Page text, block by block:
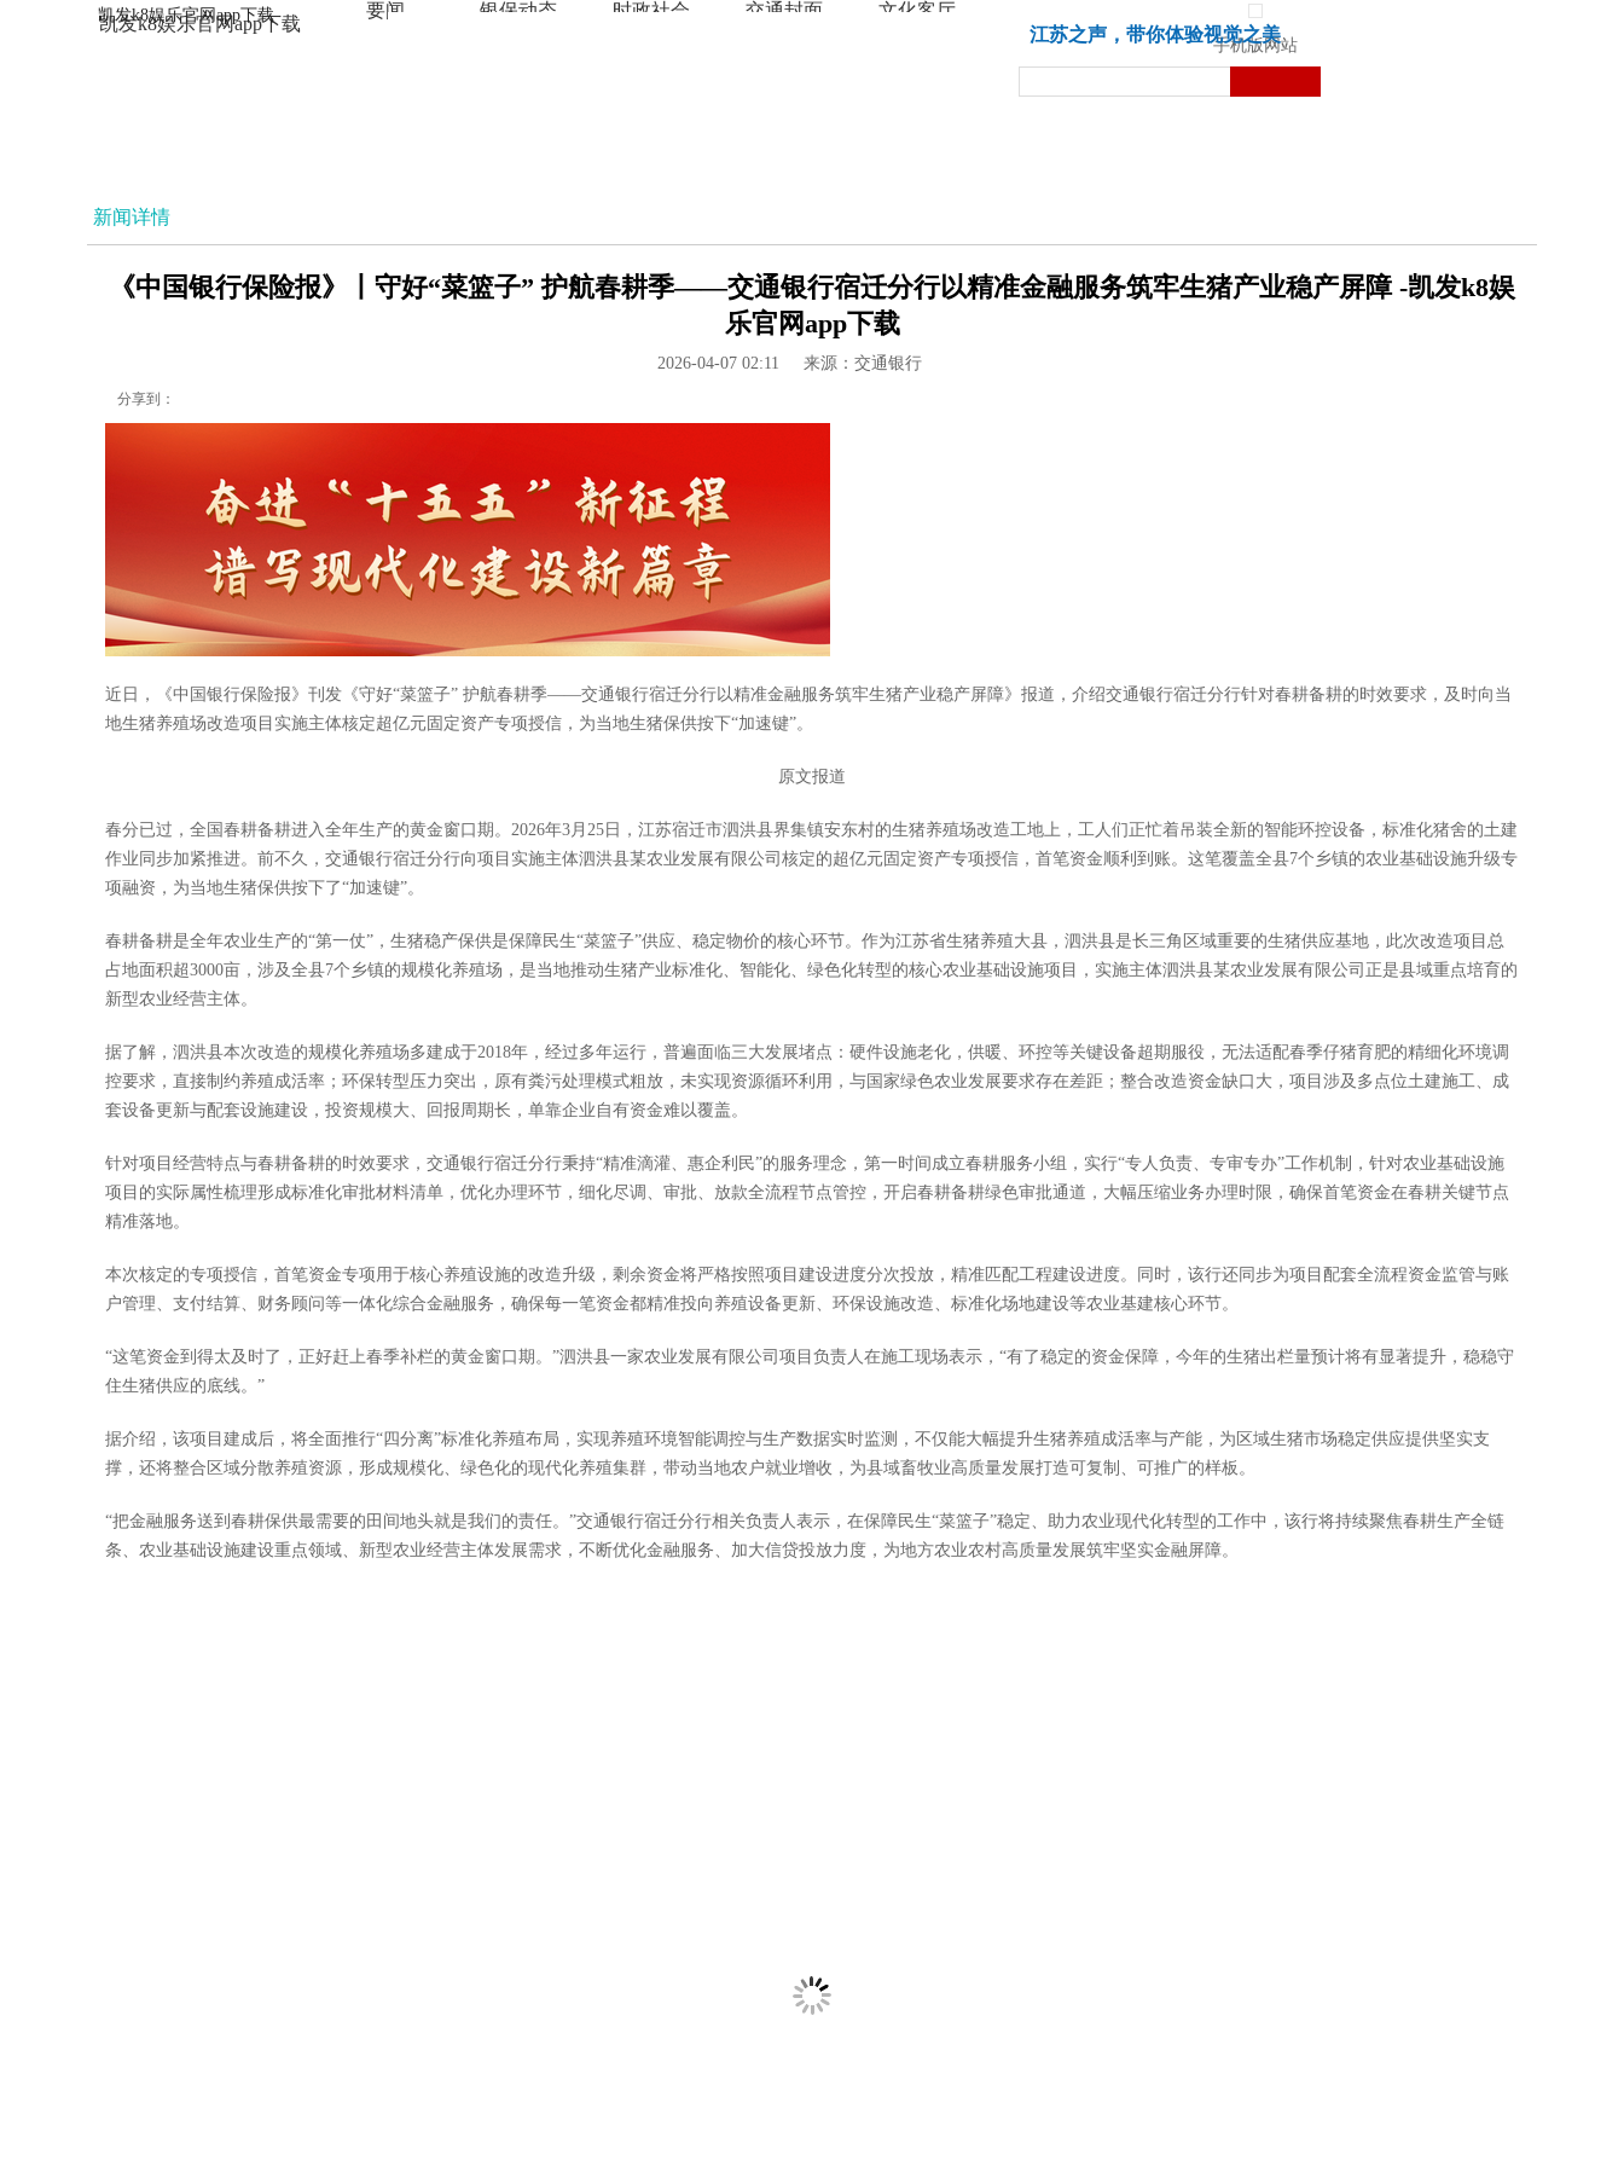
凯发k8娱乐官网app下载
凯发k8娱乐官网app下载
要闻 银保动态 时政社会 交通封面 文化客厅
手机版网站
江苏之声，带你体验视觉之美
新闻详情
《中国银行保险报》丨守好“菜篮子” 护航春耕季——交通银行宿迁分行以精准金融服务筑牢生猪产业稳产屏障 -凯发k8娱
乐官网app下载
2026-04-07 02:11 来源：交通银行
分享到：
近日，《中国银行保险报》刊发《守好“菜篮子” 护航春耕季——交通银行宿迁分行以精准金融服务筑牢生猪产业稳产屏障》报道，介绍交通银行宿迁分行针对春耕备耕的时效要求，及时向当
地生猪养殖场改造项目实施主体核定超亿元固定资产专项授信，为当地生猪保供按下“加速键”。
原文报道
春分已过，全国春耕备耕进入全年生产的黄金窗口期。2026年3月25日，江苏宿迁市泗洪县界集镇安东村的生猪养殖场改造工地上，工人们正忙着吊装全新的智能环控设备，标准化猪舍的土建
作业同步加紧推进。前不久，交通银行宿迁分行向项目实施主体泗洪县某农业发展有限公司核定的超亿元固定资产专项授信，首笔资金顺利到账。这笔覆盖全县7个乡镇的农业基础设施升级专
项融资，为当地生猪保供按下了“加速键”。
春耕备耕是全年农业生产的“第一仗”，生猪稳产保供是保障民生“菜篮子”供应、稳定物价的核心环节。作为江苏省生猪养殖大县，泗洪县是长三角区域重要的生猪供应基地，此次改造项目总
占地面积超3000亩，涉及全县7个乡镇的规模化养殖场，是当地推动生猪产业标准化、智能化、绿色化转型的核心农业基础设施项目，实施主体泗洪县某农业发展有限公司正是县域重点培育的
新型农业经营主体。
据了解，泗洪县本次改造的规模化养殖场多建成于2018年，经过多年运行，普遍面临三大发展堵点：硬件设施老化，供暖、环控等关键设备超期服役，无法适配春季仔猪育肥的精细化环境调
控要求，直接制约养殖成活率；环保转型压力突出，原有粪污处理模式粗放，未实现资源循环利用，与国家绿色农业发展要求存在差距；整合改造资金缺口大，项目涉及多点位土建施工、成
套设备更新与配套设施建设，投资规模大、回报周期长，单靠企业自有资金难以覆盖。
针对项目经营特点与春耕备耕的时效要求，交通银行宿迁分行秉持“精准滴灌、惠企利民”的服务理念，第一时间成立春耕服务小组，实行“专人负责、专审专办”工作机制，针对农业基础设施
项目的实际属性梳理形成标准化审批材料清单，优化办理环节，细化尽调、审批、放款全流程节点管控，开启春耕备耕绿色审批通道，大幅压缩业务办理时限，确保首笔资金在春耕关键节点
精准落地。
本次核定的专项授信，首笔资金专项用于核心养殖设施的改造升级，剩余资金将严格按照项目建设进度分次投放，精准匹配工程建设进度。同时，该行还同步为项目配套全流程资金监管与账
户管理、支付结算、财务顾问等一体化综合金融服务，确保每一笔资金都精准投向养殖设备更新、环保设施改造、标准化场地建设等农业基建核心环节。
“这笔资金到得太及时了，正好赶上春季补栏的黄金窗口期。”泗洪县一家农业发展有限公司项目负责人在施工现场表示，“有了稳定的资金保障，今年的生猪出栏量预计将有显著提升，稳稳守
住生猪供应的底线。”
据介绍，该项目建成后，将全面推行“四分离”标准化养殖布局，实现养殖环境智能调控与生产数据实时监测，不仅能大幅提升生猪养殖成活率与产能，为区域生猪市场稳定供应提供坚实支
撑，还将整合区域分散养殖资源，形成规模化、绿色化的现代化养殖集群，带动当地农户就业增收，为县域畜牧业高质量发展打造可复制、可推广的样板。
“把金融服务送到春耕保供最需要的田间地头就是我们的责任。”交通银行宿迁分行相关负责人表示，在保障民生“菜篮子”稳定、助力农业现代化转型的工作中，该行将持续聚焦春耕生产全链
条、农业基础设施建设重点领域、新型农业经营主体发展需求，不断优化金融服务、加大信贷投放力度，为地方农业农村高质量发展筑牢坚实金融屏障。